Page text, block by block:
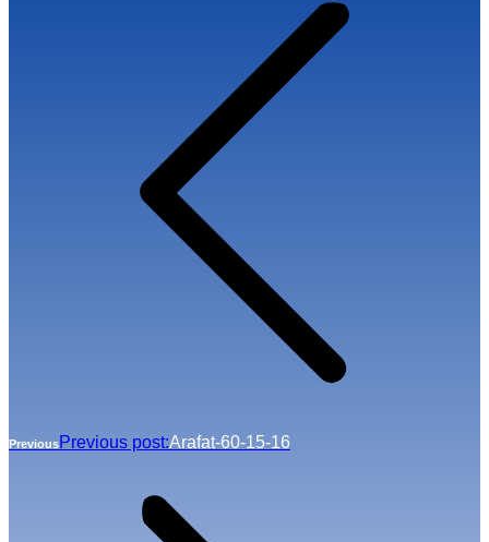
PreviousPrevious post:Arafat-60-15-16